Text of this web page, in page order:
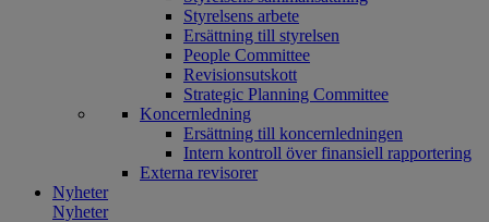
Styrelsens arbete
Ersättning till styrelsen
People Committee
Revisionsutskott
Strategic Planning Committee
Koncernledning
Ersättning till koncernledningen
Intern kontroll över finansiell rapportering
Externa revisorer
Nyheter
Nyheter